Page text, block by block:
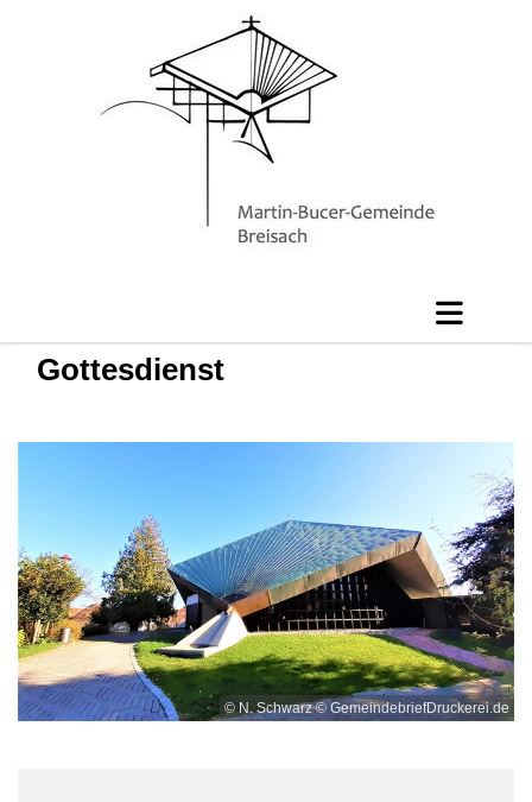
Gottesdienst
© N. Schwarz © GemeindebriefDruckerei.de